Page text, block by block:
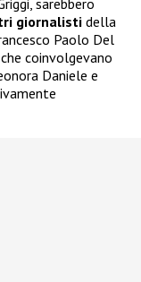
giornalisti della
Paolo Del
coinvolgevano
Daniele e